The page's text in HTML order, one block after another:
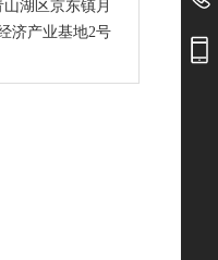
湖区京东镇月
济产业基地2号